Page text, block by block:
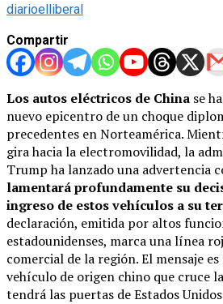
diarioelliberal
Compartir
Los autos eléctricos de China se
nuevo epicentro de un choque
precedentes en Norteamérica.
gira hacia la electromovilidad, la
Trump ha lanzado una advertencia
lamentará profundamente su
ingreso de estos vehículos a su
declaración, emitida por altos
estadounidenses, marca una línea
comercial de la región. El mensaje
vehículo de origen chino que cruce
tendrá las puertas de Estados